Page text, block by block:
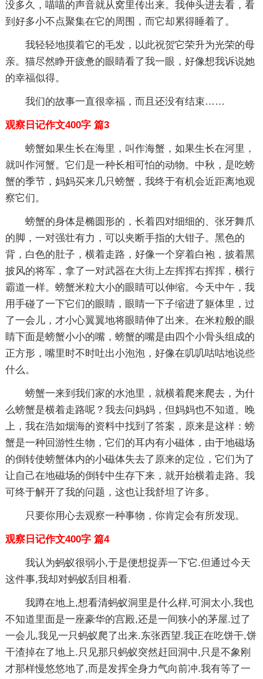
没多久，喵喵的声音就从窝里传出来。我伸头进去看，看
到好多小不点聚集在它的周围，而它却累得睡着了。
我轻轻地摸着它的毛发，以此祝贺它荣升为光荣的母
亲。猫尽然睁开疲惫的眼睛看了我一眼，好像想我诉说她
的幸福似得。
我们的故事一直很幸福，而且还没有结束……
观察日记作文400字 篇3
螃蟹如果生长在海里，叫作海蟹，如果生长在河里，
就叫作河蟹。它们是一种长相可怕的动物。中秋，是吃螃
蟹的季节，妈妈买来几只螃蟹，我终于有机会近距离地观
察它们。
螃蟹的身体是椭圆形的，长着四对细细的、张牙舞爪
的脚，一对强壮有力，可以夹断手指的大钳子。黑色的
背，白色的肚子，横着走路，好像一个穿着白袍，披着黑
披风的将军，拿了一对武器在大街上左挥挥右挥挥，横行
霸道一样。螃蟹米粒大小的眼睛可以伸缩。今天中午，我
用手碰了一下它们的眼睛，眼睛一下子缩进了躯体里，过
了一会儿，才小心翼翼地将眼睛伸了出来。在米粒般的眼
睛下面是螃蟹小小的嘴，螃蟹的嘴是由四个小骨头组成的
正方形，嘴里时不时吐出小泡泡，好像在叽叽咕咕地说些
什么。
螃蟹一来到我们家的水池里，就横着爬来爬去，为什
么螃蟹是横着走路呢？我去问妈妈，但妈妈也不知道。晚
上，我在浩如烟海的资料中找到了答案，原来是这样：螃
蟹是一种回游性生物，它们的耳内有小磁体，由于地磁场
的倒转使螃蟹体内的小磁体失去了原来的定位，它们为了
让自己在地磁场的倒转中生存下来，就开始横着走路。我
可终于解开了我的问题，这也让我舒坦了许多。
只要你用心去观察一种事物，你肯定会有所发现。
观察日记作文400字 篇4
我认为蚂蚁很弱小,于是便想捉弄一下它.但通过今天
这件事,我却对蚂蚁刮目相看.
我蹲在地上,想看清蚂蚁洞里是什么样,可洞太小,我也
不知道里面是一座豪华的宫殿,还是一间狭小的茅屋.过了
一会儿,我见一只蚂蚁爬了出来.东张西望.我正在吃饼干,饼
干渣掉在了地上.只见那只蚂蚁突然赶回洞中,只是不象刚
才那样慢悠悠地了,而是发挥全身力气向前冲.我有等了一